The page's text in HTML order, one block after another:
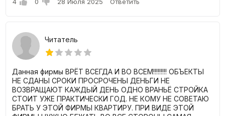
Читатель
Данная фирмы ВРЁТ ВСЕГДА И ВО ВСЕМ!!!!!!!!! ОБЪЕКТЫ
НЕ СДАНЫ СРОКИ ПРОСРОЧЕНЫ ДЕНЬГИ НЕ
ВОЗВРАЩАЮТ КАЖДЫЙ ДЕНЬ ОДНО ВРАНЬЁ СТРОЙКА
СТОИТ УЖЕ ПРАКТИЧЕСКИ ГОД. НЕ КОМУ НЕ СОВЕТАЮ
БРАТЬ У ЭТОЙ ФИРМЫ КВАРТИРУ. ПРИ ВИДЕ ЭТОЙ